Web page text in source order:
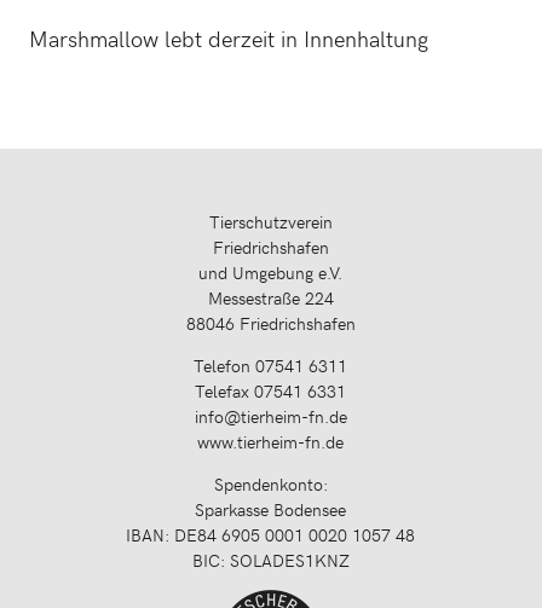
Marshmallow lebt derzeit in Innenhaltung
Tierschutzverein
Friedrichshafen
und Umgebung e.V.
Messestraße 224
88046 Friedrichshafen
Telefon 07541 6311
Telefax 07541 6331
info@tierheim-fn.de
www.tierheim-fn.de
Spendenkonto:
Sparkasse Bodensee
IBAN: DE84 6905 0001 0020 1057 48
BIC: SOLADES1KNZ